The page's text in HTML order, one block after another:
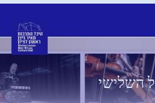
השלישי